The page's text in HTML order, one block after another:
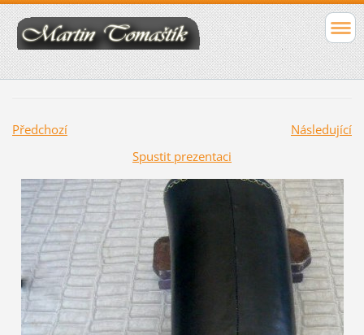
Předchozí
Následující
Spustit prezentaci